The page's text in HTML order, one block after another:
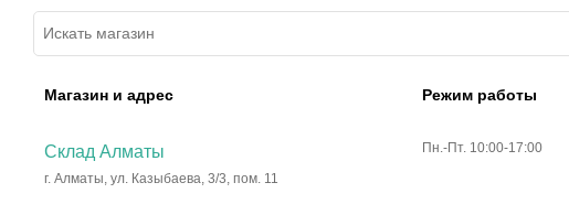
Магазин и адрес Режим работы
Склад Алматы
г. Алматы, ул. Казыбаева, 3/3, пом. 11
Пн.-Пт. 10:00-17:00